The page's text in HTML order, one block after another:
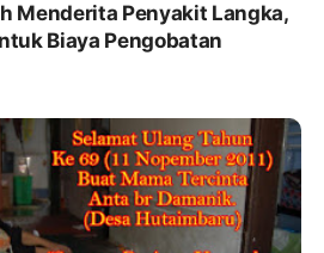
Menderita Penyakit Langka,
Biaya Pengobatan